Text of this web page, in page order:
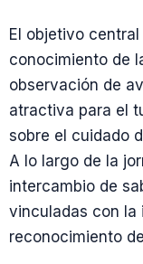
El objetivo
conocimiento de
observación de
atractiva para el
sobre el cuidado
A lo largo de la
intercambio de
vinculadas con la
reconocimiento